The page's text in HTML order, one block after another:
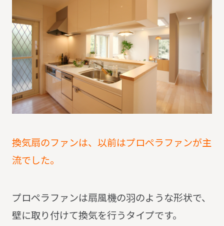
換気扇のファンは、以前はプロペラファンが主
流でした。
プロペラファンは扇風機の羽のような形状で、
壁に取り付けて換気を行うタイプです。